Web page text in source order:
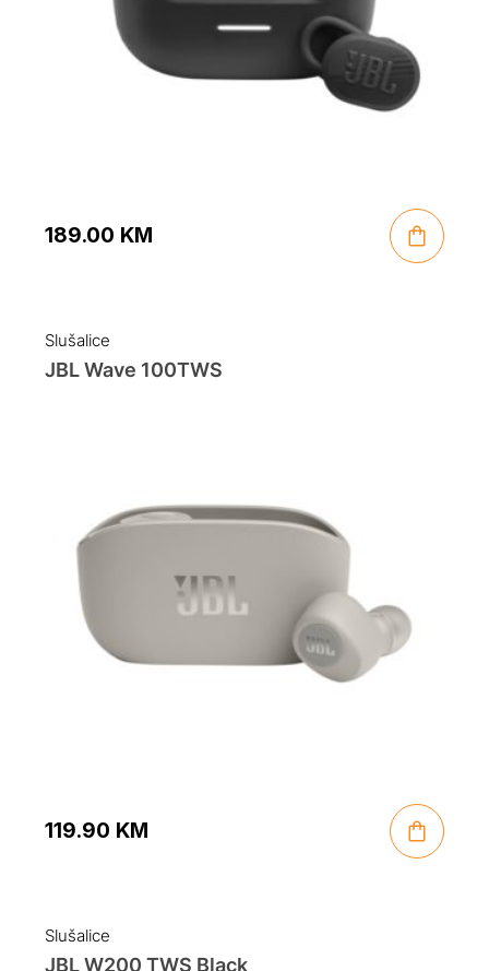
189.00 KM
Slušalice
JBL Wave 100TWS
119.90 KM
Slušalice
JBL W200 TWS Black